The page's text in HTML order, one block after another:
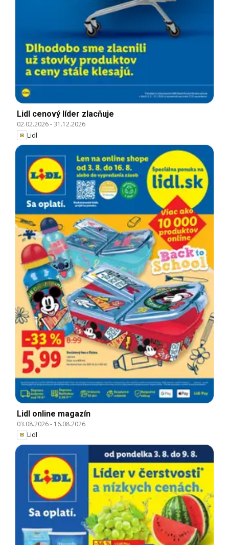
Lidl cenový líder zlacňuje
02.02.2026-31.12.2026
Lidl
Lidl online magazín
03.08.2026- 16.08.2026
Lidl